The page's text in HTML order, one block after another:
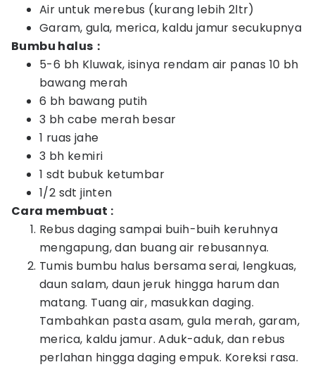
Air untuk merebus (kurang lebih 2ltr)
Garam, gula, merica, kaldu jamur secukupnya
Bumbu halus：
5-6 bh Kluwak, isinya rendam air panas 10 bh
bawang merah
6 bh bawang putih
3 bh cabe merah besar
1 ruas jahe
3 bh kemiri
1 sdt bubuk ketumbar
1/2 sdt jinten
Cara membuat :
Rebus daging sampai buih-buih keruhnya
mengapung, dan buang air rebusannya.
Tumis bumbu halus bersama serai, lengkuas,
daun salam, daun jeruk hingga harum dan
matang. Tuang air, masukkan daging.
Tambahkan pasta asam, gula merah, garam,
merica, kaldu jamur. Aduk-aduk, dan rebus
perlahan hingga daging empuk. Koreksi rasa.